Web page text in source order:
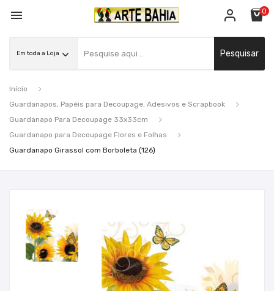
 0
Pesquisar
Início
Guardanapos, Papéis para Decoupage, Adesivos e Scrapbook
Guardanapo Para Decoupage 33x33cm
Guardanapo para Decoupage Flores e Folhas
Guardanapo Girassol com Borboleta (126)